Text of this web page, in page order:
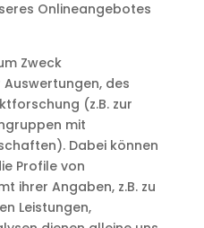
Onlineangebotes
Zweck
des
(z.B. zur
mit
Dabei können
Profile von
ihrer Angaben, z.B. zu
Leistungen,